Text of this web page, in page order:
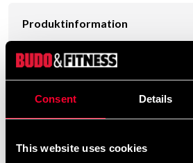
Consent Details
This website uses cookies
Produktinformation
Medicinboldsæt består af 10
medfølger ikke.